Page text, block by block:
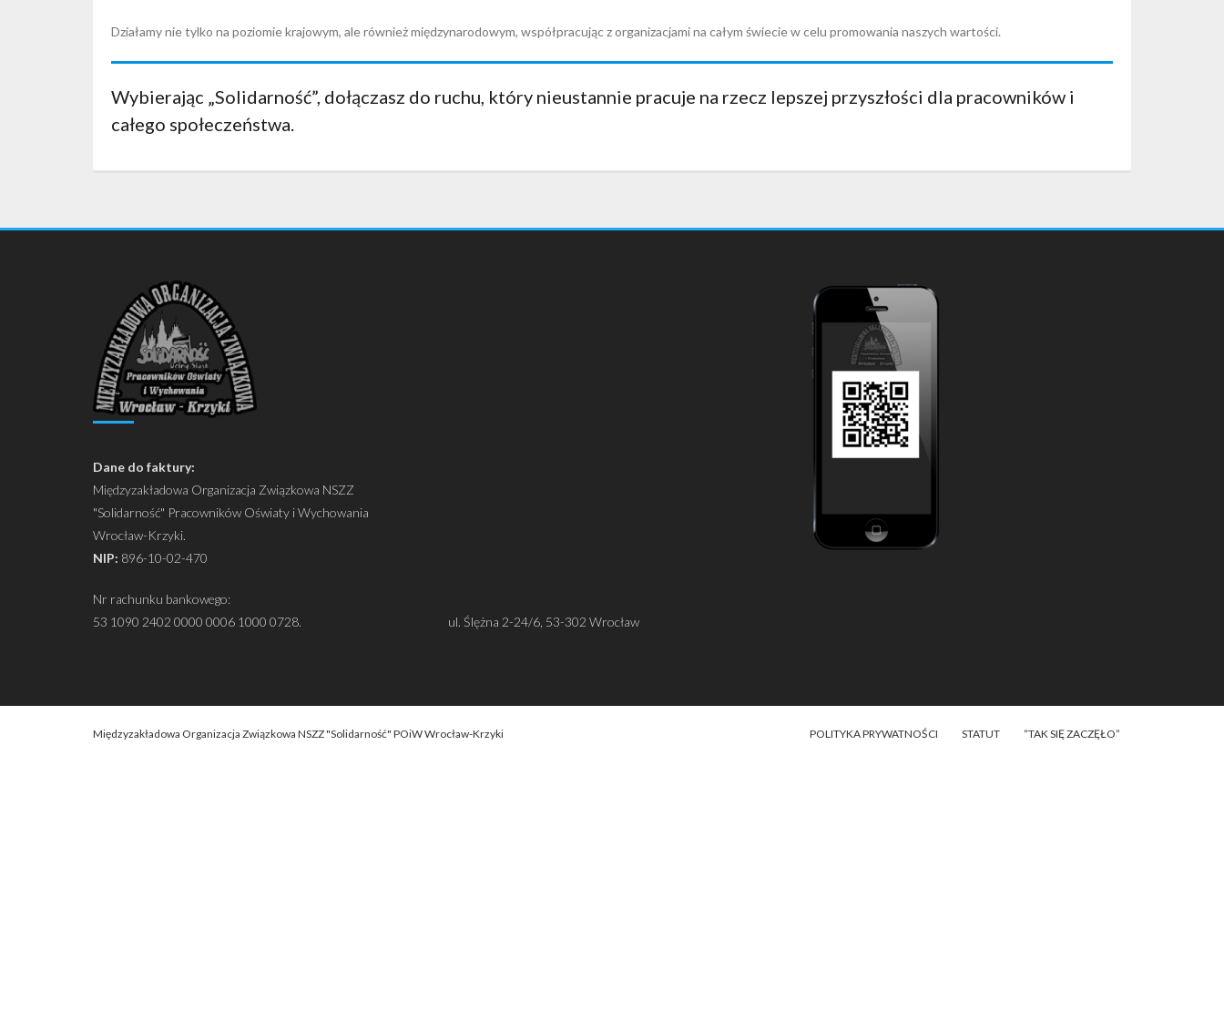
Działamy nie tylko na poziomie krajowym, ale również międzynarodowym, współpracując z organizacjami na całym świecie w celu promowania naszych wartości.
Wybierając „Solidarność”, dołączasz do ruchu, który nieustannie pracuje na rzecz lepszej przyszłości dla pracowników i
całego społeczeństwa.
Dane do faktury:
Międzyzakładowa Organizacja Związkowa NSZZ
"Solidarność" Pracowników Oświaty i Wychowania
Wrocław-Krzyki.
NIP: 896-10-02-470
Nr rachunku bankowego:
53 1090 2402 0000 0006 1000 0728.
ul. Ślężna 2-24/6, 53-302 Wrocław
Międzyzakładowa Organizacja Związkowa NSZZ "Solidarność" POiW Wrocław-Krzyki POLITYKA PRYWATNOŚCI STATUT “TAK SIĘ ZACZĘŁO”